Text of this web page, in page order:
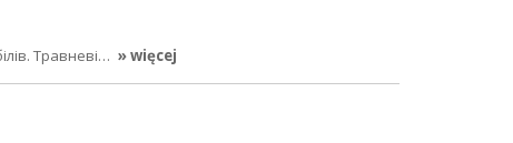
Травневі… » więcej